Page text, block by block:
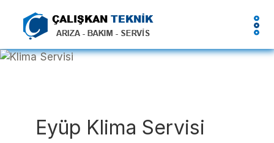
Eyüp Klima Servisi